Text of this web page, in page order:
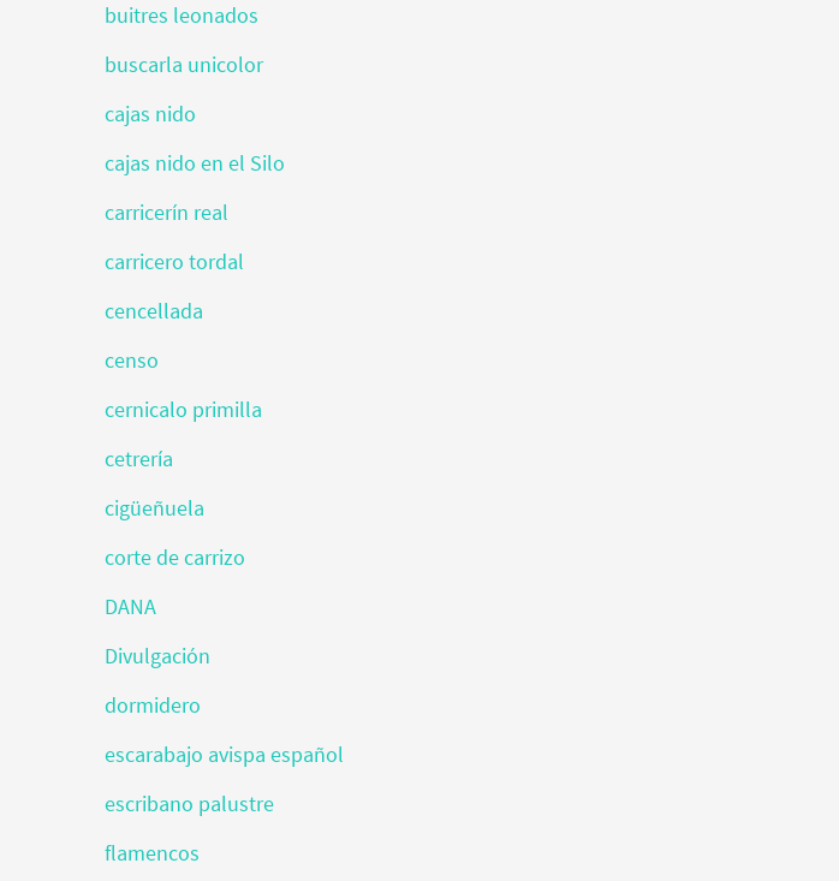
buitres leonados
buscarla unicolor
cajas nido
cajas nido en el Silo
carricerín real
carricero tordal
cencellada
censo
cernicalo primilla
cetrería
cigüeñuela
corte de carrizo
DANA
Divulgación
dormidero
escarabajo avispa español
escribano palustre
flamencos